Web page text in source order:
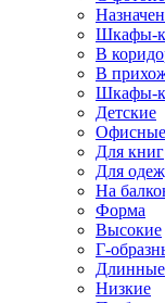
Шкафы-
В
В
Шкафы-
Детские
Офисные
Для книг
Для
На
Форма
Высокие
Г-
Длинные
Низкие